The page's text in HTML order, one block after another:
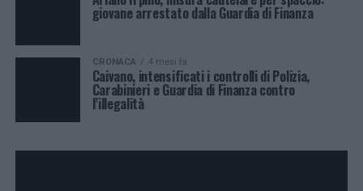
giovane arrestato dalla Guardia di Finanza
CRONACA 4 mesi fa
Caivano, intensificati i controlli di Polizia,
Carabinieri e Guardia di Finanza contro
l’illegalità